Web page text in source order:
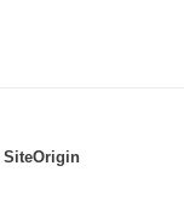
SiteOrigin